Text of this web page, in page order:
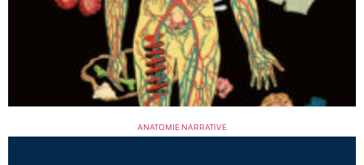
ANATOMIE NARRATIVE